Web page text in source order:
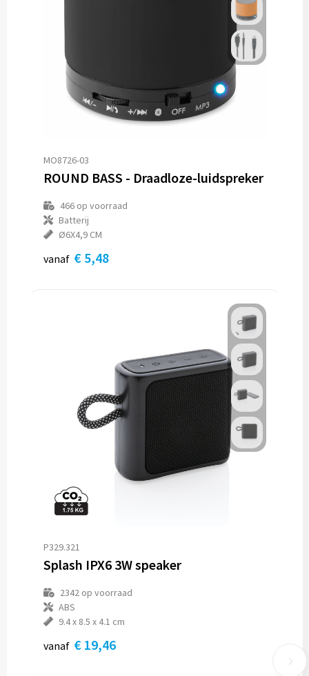
MO8726-03
ROUND BASS - Draadloze-luidspreker
466op voorraad
Batterij
Ø6X4,9 CM
vanaf € 5,48
P329.321
Splash IPX6 3W speaker
2342op voorraad
ABS
9.4 x 8.5 x 4.1 cm
vanaf € 19,46